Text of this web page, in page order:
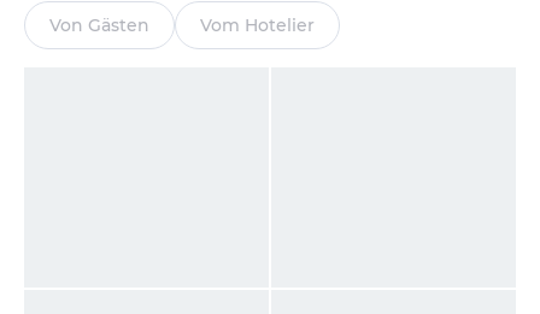
Von Gästen Vom Hotelier